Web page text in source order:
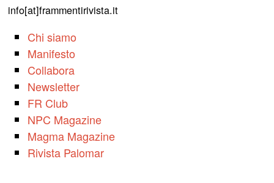
info[at]frammentirivista.it
Chi siamo
Manifesto
Collabora
Newsletter
FR Club
NPC Magazine
Magma Magazine
Rivista Palomar